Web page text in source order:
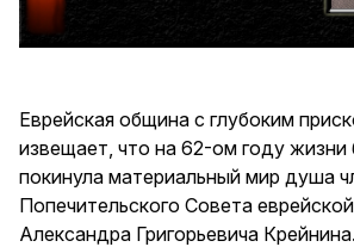
Еврейская община с глубоким
извещает, что на 62-ом году жизни
покинула материальный мир душа
Попечительского Совета
Александра Григорьевича Крейнина.